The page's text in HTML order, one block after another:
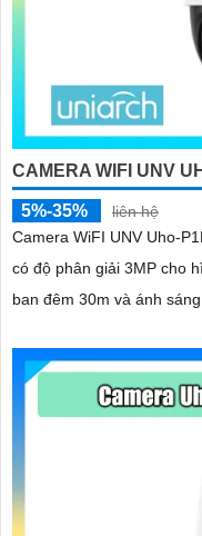
CAMERA WIFI UNV
5%-35%
liên hệ
Camera WiFI UNV Uho-
có độ phân giải 3MP cho
ban đêm 30m và ánh